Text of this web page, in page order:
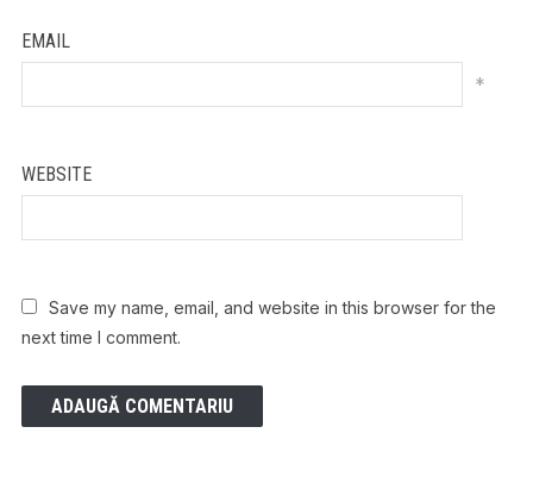
EMAIL
*
WEBSITE
Save my name, email, and website in this browser for the
next time I comment.